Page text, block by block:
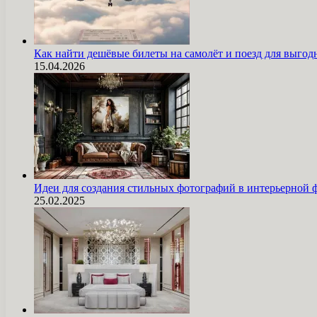
Как найти дешёвые билеты на самолёт и поезд для
15.04.2026
Идеи для создания стильных фотографий в интерьерной
25.02.2025